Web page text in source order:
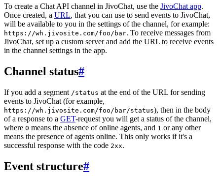
To create a Chat API channel in JivoChat, use the JivoChat app.
Once created, a URL, that you can use to send events to JivoChat,
will be available to you in the settings of the channel, for example:
https://wh.jivosite.com/foo/bar. To receive messages from
JivoChat, set up a custom server and add the URL to receive events
in the channel settings in the app.
Channel status#
If you add a segment /status at the end of the URL for sending
events to JivoChat (for example,
https://wh.jivosite.com/foo/bar/status), then in the body
of a response to a GET-request you will get a status of the channel,
where 0 means the absence of online agents, and 1 or any other
means the presence of agents online. This only works if it's a
successful response with the code 2xx.
Event structure#